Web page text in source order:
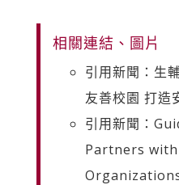
相關連結、圖片
引用新聞：生
友善校園 打造
引用新聞：
Partners